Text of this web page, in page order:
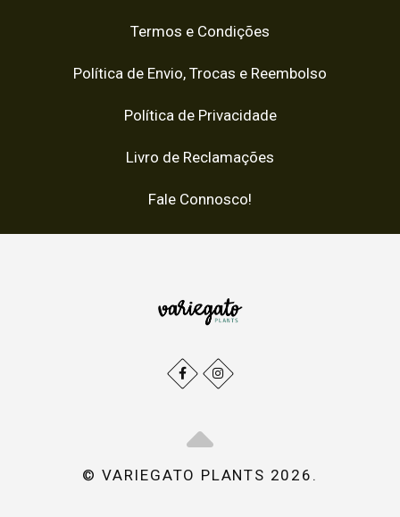
Termos e Condições
Política de Envio, Trocas e Reembolso
Política de Privacidade
Livro de Reclamações
Fale Connosco!
© VARIEGATO PLANTS 2026.